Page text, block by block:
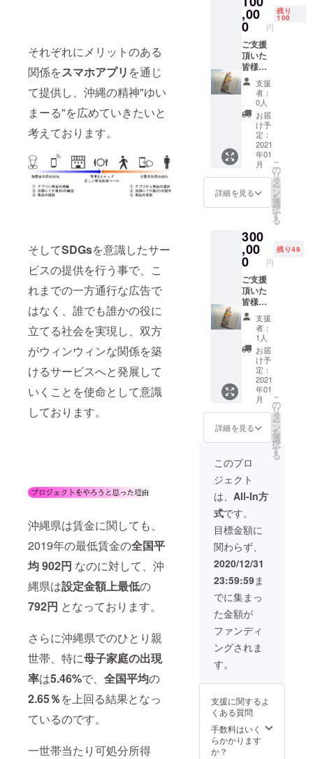
それぞれにメリットのある
関係をスマホアプリ を通じ
て提供し、沖縄の精神"ゆい
まーる"を広めていきたいと
考えております。
そしてSDGsを意識したサー
ビスの提供を行う事で、こ
れまでの一方通行な広告で
はなく、誰でも誰かの役に
立てる社会を実現し、双方
がウィンウィンな関係を築
けるサービスへと発展して
いくことを使命として意識
しております。
沖縄県は賃金に関しても、
2019年の最低賃金の全国平
均902円 なのに対して、沖
縄県は設定金額上最低の
792円 となっております。
さらに沖縄県でのひとり親
世帯、特に母子家庭の出現
率は5.46%で、 全国平均の
2.65％を上回る結果となっ
ているのです。
一世帯当たり可処分所得
い。）
レジカ
ゴトー
ト ④
キャン
バスフ
ラット
トート
Ｌ ⑤ご
支援者
として
HPにお
名前を
掲載さ
せて頂
きま
す。
（差し
支えな
けれ
考欄に
お名前
をご入
力下さ
い。）
,00
0 円
残り
100
ご支援
頂いた
皆様
に、下
記をリ
ターン
として
ご用意
させて
頂きま
す。 ①
紅型お
礼状 ②
不織布
保冷レ
ジカゴ
③泡盛
記念ボ
トル 1
升 ④ア
プリ制
作状況
の進捗
をご報
告
（メー
ルにて
月1~2
回） ⑤
ご支援
者とし
てＥＣ
サイト
上にお
名前を
掲載さ
せて頂
きま
す。
（差し
支えな
けれ
ば、備
考欄に
お名前
をご入
力下さ
い。）
支援
者：
0人
お届
け予
定：
2021
年01
月
詳細を見る
こ
の
リ
タ
ー
ン
を
選
択
す
る
300
,00
0 円
残り49
ご支援
頂いた
皆様
に、下
記をリ
ターン
として
ご用意
させて
頂きま
す。 ①
紅型お
礼状 ②
ロゴ入
りマグ
カップ
③不織
布保冷
レジカ
ゴトー
ト ④
キャン
バスフ
ラット
トート
Ｌ ⑤泡
盛記念
ボトル
1升 ⑥
アプリ
の制作
状況の
進捗を
報告
月1~2回
ご支援
者とし
てＥＣ
サイト
上にお
支援
者：
1人
お届
け予
定：
2021
年01
月
詳細を見る
こ
の
リ
タ
ー
ン
を
選
択
す
る
このプロ
ジェクト
は、 All-In方
式です。
目標金額に
関わらず、
2020/12/31
23:59:59ま
でに集まっ
た金額が
ファンディ
ングされま
す。
支援に関するよ
くある質問
手数料はいく
らかかります
か？